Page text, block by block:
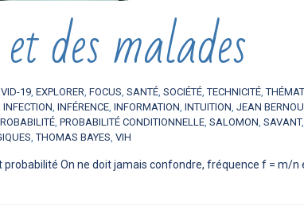
des malades
19, EXPLORER, FOCUS, SANTÉ, SOCIÉTÉ,TECHNICITÉ,
INFECTION, INFÉRENCE, INFORMATION, INTUITION, JEAN
, PROBABILITÉ CONDITIONNELLE, SALOMON, SAVANT,
,THOMAS BAYES, VIH
probabilité On ne doit jamais confondre, fréquence f = m/n